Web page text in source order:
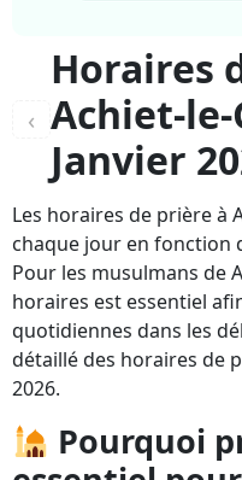
‹
Horaires
Achiet-le-
Janvier
Les horaires de prière à
chaque jour en fonction
Pour les musulmans de
horaires est essentiel
quotidiennes dans les
détaillé des horaires de
2026.
Pourquoi